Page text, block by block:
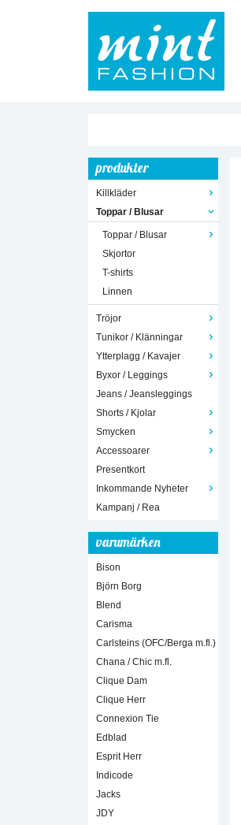
produkter
Killkläder
Toppar / Blusar
Toppar / Blusar
Skjortor
T-shirts
Linnen
Tröjor
Tunikor / Klänningar
Ytterplagg / Kavajer
Byxor / Leggings
Jeans / Jeansleggings
Shorts / Kjolar
Smycken
Accessoarer
Presentkort
Inkommande Nyheter
Kampanj / Rea
varumärken
Bison
Björn Borg
Blend
Carisma
Carlsteins (OFC/Berga m.fl.)
Chana / Chic m.fl.
Clique Dam
Clique Herr
Connexion Tie
Edblad
Esprit Herr
Indicode
Jacks
JDY